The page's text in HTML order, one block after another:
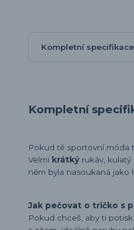
Kompletní specifikace
Kompletní
Pokud tě sportovní móda
Velmi krátký rukáv,
něm byla nasoukaná jako
Jak pečovat o tričko s
Pokud chceš, aby ti